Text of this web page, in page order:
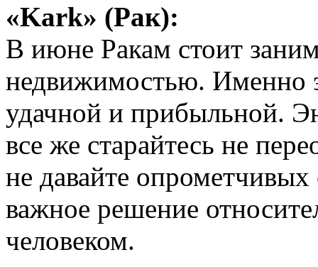
«Kark» (Рак):
В июне Ракам стоит
недвижимостью. Именно
удачной и прибыльной.
все же старайтесь не
не давайте
важное решение
человеком.